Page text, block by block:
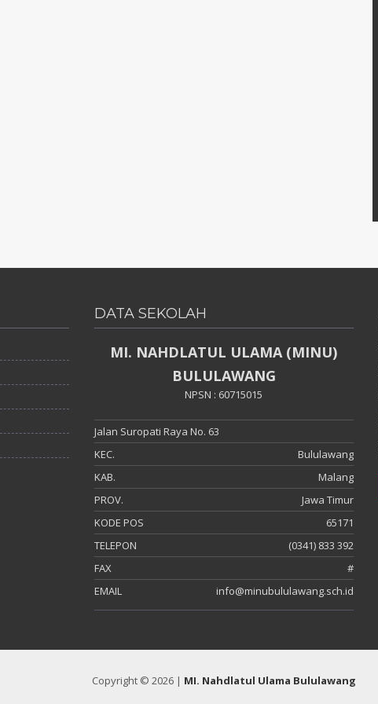
DATA SEKOLAH
MI. NAHDLATUL ULAMA (MINU)
BULULAWANG
NPSN : 60715015
Jalan Suropati Raya No. 63
KEC.
Bululawang
KAB.
Malang
PROV.
Jawa Timur
KODE POS
65171
TELEPON
(0341) 833 392
FAX
#
EMAIL
info@minubululawang.sch.id
Copyright © 2026 | MI. Nahdlatul Ulama Bululawang